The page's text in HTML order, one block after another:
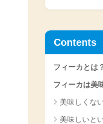
Contents
フィーカとは
フィーカは美
美味しくな
美味しいと